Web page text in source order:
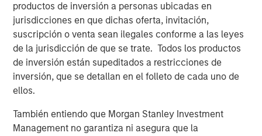
productos de inversión a personas ubicadas en
jurisdicciones en que dichas oferta, invitación,
suscripción o venta sean ilegales conforme a las leyes
de la jurisdicción de que se trate. Todos los productos
de inversión están supeditados a restricciones de
inversión, que se detallan en el folleto de cada uno de
ellos.
También entiendo que Morgan Stanley Investment
Management no garantiza ni asegura que la
ARTÍCULO